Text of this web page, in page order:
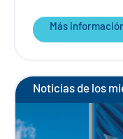
Más
Noticias de los